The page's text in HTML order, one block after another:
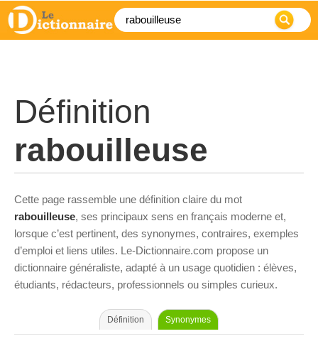
Définition
rabouilleuse
Cette page rassemble une définition claire du mot
rabouilleuse, ses principaux sens en français moderne et,
lorsque c’est pertinent, des synonymes, contraires, exemples
d’emploi et liens utiles. Le-Dictionnaire.com propose un
dictionnaire généraliste, adapté à un usage quotidien : élèves,
étudiants, rédacteurs, professionnels ou simples curieux.
Définition Synonymes